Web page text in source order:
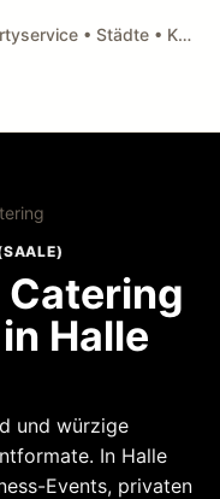
Catering & Partyservice • Städte • Küchenarten • Anfragen
Halle
und würzige
In Halle
Events, privaten